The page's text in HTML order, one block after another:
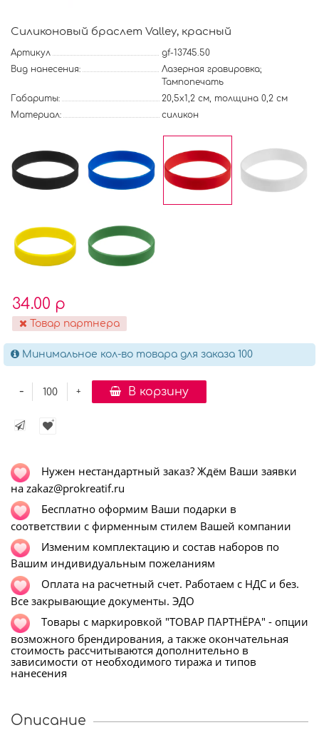
Силиконовый браслет Valley, красный
Артикул
gf-13745.50
Вид нанесения:
Лазерная гравировка;
Тампопечать
Габариты:
20,5х1,2 см, толщина 0,2 см
Материал:
силикон
34.00 р
Товар партнера
Минимальное кол-во товара для заказа 100
+
- В корзину
Нужен нестандартный заказ? Ждём Ваши заявки
на zakaz@prokreatif.ru
Бесплатно оформим Ваши подарки в
соответствии с фирменным стилем Вашей компании
Изменим комплектацию и состав наборов по
Вашим индивидуальным пожеланиям
Оплата на расчетный счет. Работаем с НДС и без.
Все закрывающие документы. ЭДО
Товары с маркировкой "ТОВАР ПАРТНЁРА" - опции
возможного брендирования, а также окончательная
стоимость рассчитываются дополнительно в
зависимости от необходимого тиража и типов
нанесения
Описание